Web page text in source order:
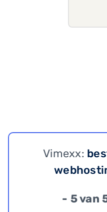
Vimexx:
- 5 van